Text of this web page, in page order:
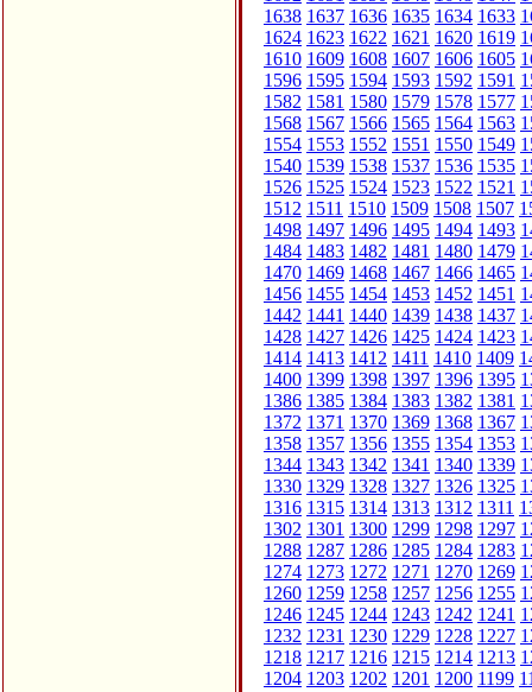
1638 1637 1636 1635 1634 1633
1624 1623 1622 1621 1620 1619
1610 1609 1608 1607 1606 1605
1596 1595 1594 1593 1592 1591
1582 1581 1580 1579 1578 1577
1568 1567 1566 1565 1564 1563
1554 1553 1552 1551 1550 1549
1540 1539 1538 1537 1536 1535
1526 1525 1524 1523 1522 1521
1512 1511 1510 1509 1508 1507
1498 1497 1496 1495 1494 1493
1484 1483 1482 1481 1480 1479
1470 1469 1468 1467 1466 1465
1456 1455 1454 1453 1452 1451
1442 1441 1440 1439 1438 1437
1428 1427 1426 1425 1424 1423
1414 1413 1412 1411 1410 1409
1400 1399 1398 1397 1396 1395
1386 1385 1384 1383 1382 1381
1372 1371 1370 1369 1368 1367
1358 1357 1356 1355 1354 1353
1344 1343 1342 1341 1340 1339
1330 1329 1328 1327 1326 1325
1316 1315 1314 1313 1312 1311
1302 1301 1300 1299 1298 1297
1288 1287 1286 1285 1284 1283
1274 1273 1272 1271 1270 1269
1260 1259 1258 1257 1256 1255
1246 1245 1244 1243 1242 1241
1232 1231 1230 1229 1228 1227
1218 1217 1216 1215 1214 1213
1204 1203 1202 1201 1200 1199